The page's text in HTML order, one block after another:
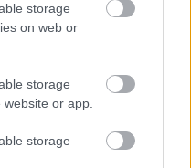
storage
on web or
storage
or app.
storage